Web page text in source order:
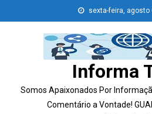
to
sexta-feira, agosto
Informa
Somos Apaixonados Por
Comentário a Vontade!